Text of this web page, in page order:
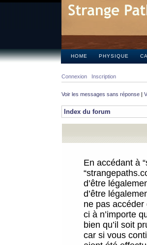
HOME PHYSIQUE
Connexion Inscription
Voir les messages sans réponse |
Index du forum
En accédant à
d’être
d’être
ne pas accéder
ci à n’importe
bien qu’il soit
car si vous